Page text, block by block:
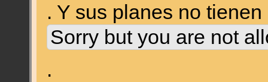
. Y sus planes no
Sorry but you are not
.